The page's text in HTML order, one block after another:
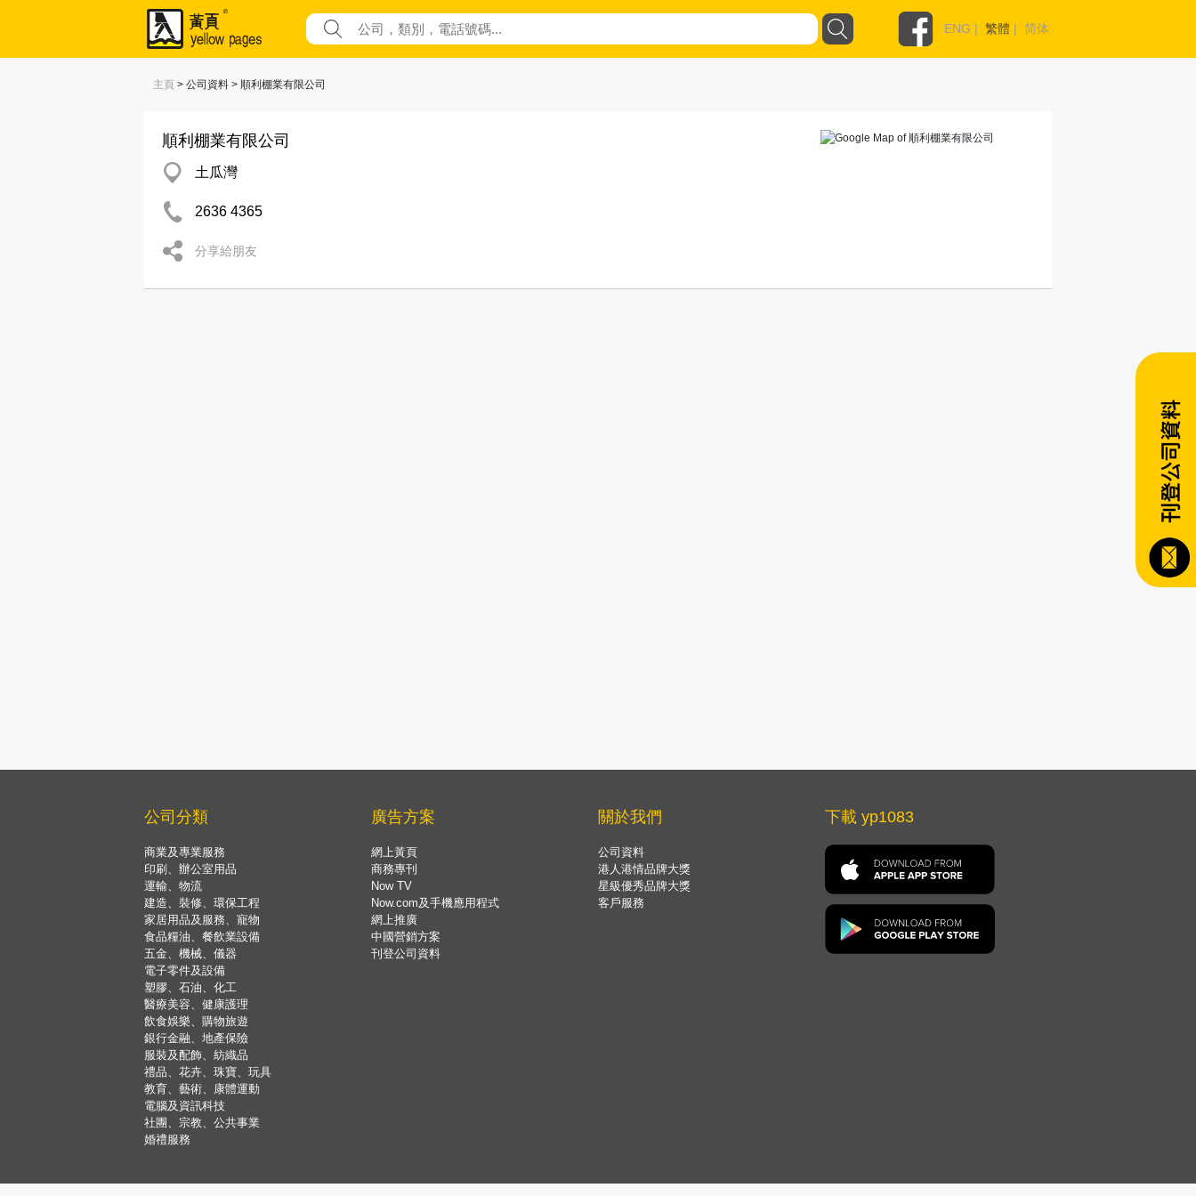
ENG | 繁體 | 简体
主頁 > 公司資料 > 順利棚業有限公司
順利棚業有限公司
土瓜灣
2636 4365
分享給朋友
公司分類
商業及專業服務
印刷、辦公室用品
運輸、物流
建造、裝修、環保工程
家居用品及服務、寵物
食品糧油、餐飲業設備
五金、機械、儀器
電子零件及設備
塑膠、石油、化工
醫療美容、健康護理
飲食娛樂、購物旅遊
銀行金融、地產保險
服裝及配飾、紡織品
禮品、花卉、珠寶、玩具
教育、藝術、康體運動
電腦及資訊科技
社團、宗教、公共事業
婚禮服務
廣告方案
網上黃頁
商務專刊
Now TV
Now.com及手機應用程式
網上推廣
中國營銷方案
刊登公司資料
關於我們
公司資料
港人港情品牌大獎
星級優秀品牌大獎
客戶服務
下載 yp1083